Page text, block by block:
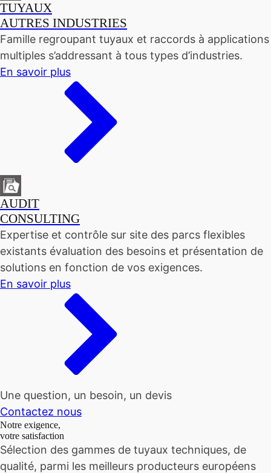
TUYAUX
AUTRES INDUSTRIES
Famille regroupant tuyaux et raccords à applications
multiples s’addressant à tous types d’industries.
En savoir plus
AUDIT
CONSULTING
Expertise et contrôle sur site des parcs flexibles
existants évaluation des besoins et présentation de
solutions en fonction de vos exigences.
En savoir plus
Une question, un besoin, un devis
Contactez nous
Notre exigence,
votre satisfaction
Sélection des gammes de tuyaux techniques, de
qualité, parmi les meilleurs producteurs européens